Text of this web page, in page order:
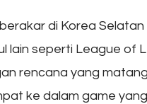
di Korea Selatan
lain seperti League of
rencana yang
ke dalam game